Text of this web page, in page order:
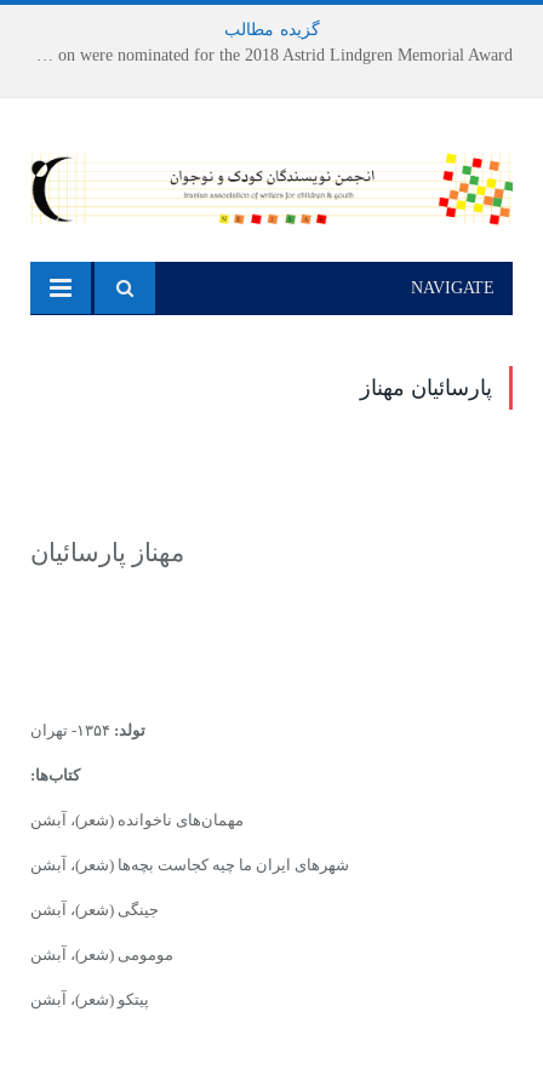
گزیده مطالب
NAVIGATE
پارسائیان مهناز
مهناز پارسائیان
تولد:
کتاب‌ها:
مهمان‌های ناخوانده (شعر)، آبشن
شهرهای ایران ما چیه کجاست بچه‌ها (شعر)، آبشن
جینگی (شعر)، آبشن
مومومی (شعر)، آبشن
پیتکو (شعر)، آبشن